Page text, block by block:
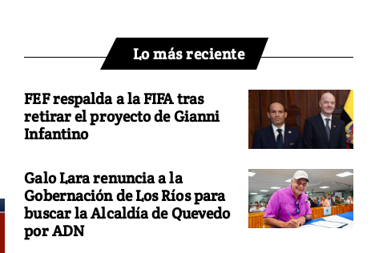
Lo más reciente
FEF respalda a la FIFA tras
retirar el proyecto de Gianni
Infantino
Galo Lara renuncia a la
Gobernación de Los Ríos para
buscar la Alcaldía de Quevedo
por ADN